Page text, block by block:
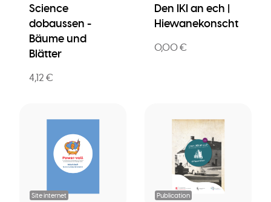
Science
dobaussen -
Bäume und
Blätter
4,12 €
Den IKI an ech |
Hiewanekonscht
0,00 €
Site internet Publication